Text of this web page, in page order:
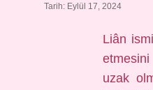
Tarih: Eylül 17, 2024
Liân
uzak